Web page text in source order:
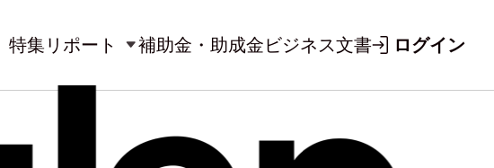
特集 リポート 補助金・助成金ビジネス文書 ログイン